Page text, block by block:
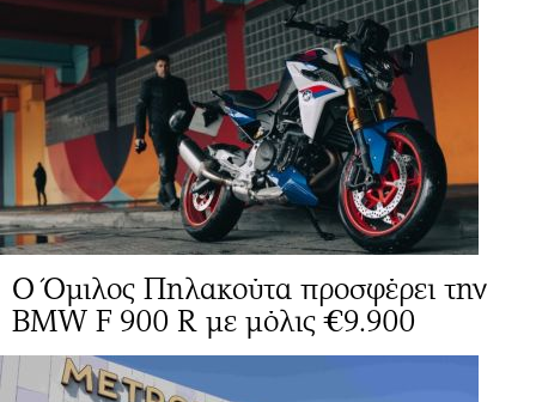
O Όμιλος Πηλακούτα προσφέρει την
BMW F 900 R με μόλις €9.900